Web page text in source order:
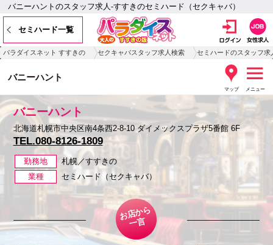
バニーハントのスタッフ求人-すすきのセミハード（セクキャバ）
セミハード一覧
パラダイスネット すすきの セクキャバスタッフ求人検索 セミハードのスタッフ求
バニーハント
マップ メニュー
バニーハント
北海道札幌市中央区南4条西2-8-10 ダイメックスプラザ5番館 6F
TEL.080-8126-1809
勤務地
札幌／すすきの
業種
セミハード（セクキャバ）
お店から
一言